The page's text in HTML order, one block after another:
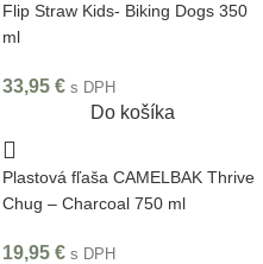
Flip Straw Kids- Biking Dogs 350
ml
33,95 € s DPH
Do košíka
Plastová fľaša CAMELBAK Thrive
Chug – Charcoal 750 ml
19,95 € s DPH